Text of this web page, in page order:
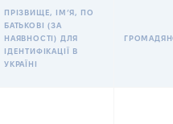
ПРІЗВИЩЕ, ІМʼЯ, ПО
БАТЬКОВІ (ЗА
НАЯВНОСТІ) ДЛЯ
ІДЕНТИФІКАЦІЇ В
УКРАЇНІ